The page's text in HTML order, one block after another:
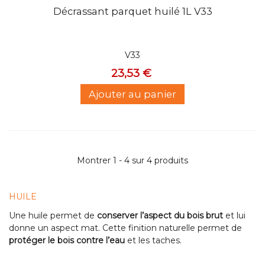
Décrassant parquet huilé 1L V33
V33
23,53 €
Ajouter au panier
Montrer 1 - 4 sur 4 produits
HUILE
Une huile permet de conserver l’aspect du bois brut et lui
donne un aspect mat. Cette finition naturelle permet de
protéger le bois contre l’eau et les taches.